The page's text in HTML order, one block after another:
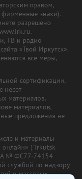
правом,
фирменные знаки).
разрешено
ТВ и радио
«Твой Иркутск».
все меры,
сертификации,
несет
материалов.
материалов,
предложения не
и материалы
онлайн» ("Irkutsk
№ ФС77-74154
службой по надзору
и массовых